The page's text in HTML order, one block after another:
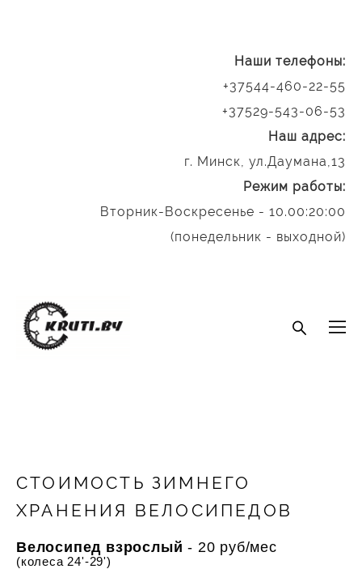
Наши телефоны:
+37544-460-22-55
+37529-543-06-53
Наш адрес:
г. Минск, ул.Даумана,13
Режим работы:
Вторник-Воскресенье - 10.00:20:00
(понедельник - выходной)
СТОИМОСТЬ ЗИМНЕГО
ХРАНЕНИЯ ВЕЛОСИПЕДОВ
Велосипед взрослый- 20 руб/мес
(колеса 24'-29')